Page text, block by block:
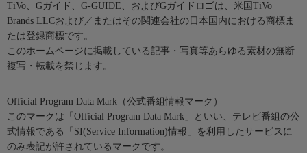
TiVo、Gガイド、G-GUIDE、およびGガイドロゴは、米国TiVo
Brands LLCおよび／またはその関連会社の日本国内における商標ま
たは登録商標です。
このホームページに掲載している記事・写真等あらゆる素材の無断
複写・転載を禁じます。
Official Program Data Mark（公式番組情報マーク）
このマークは「Official Program Data Mark」といい、テレビ番組の公
式情報である「SI(Service Information)情報」を利用したサービスに
のみ表記が許されているマークです。